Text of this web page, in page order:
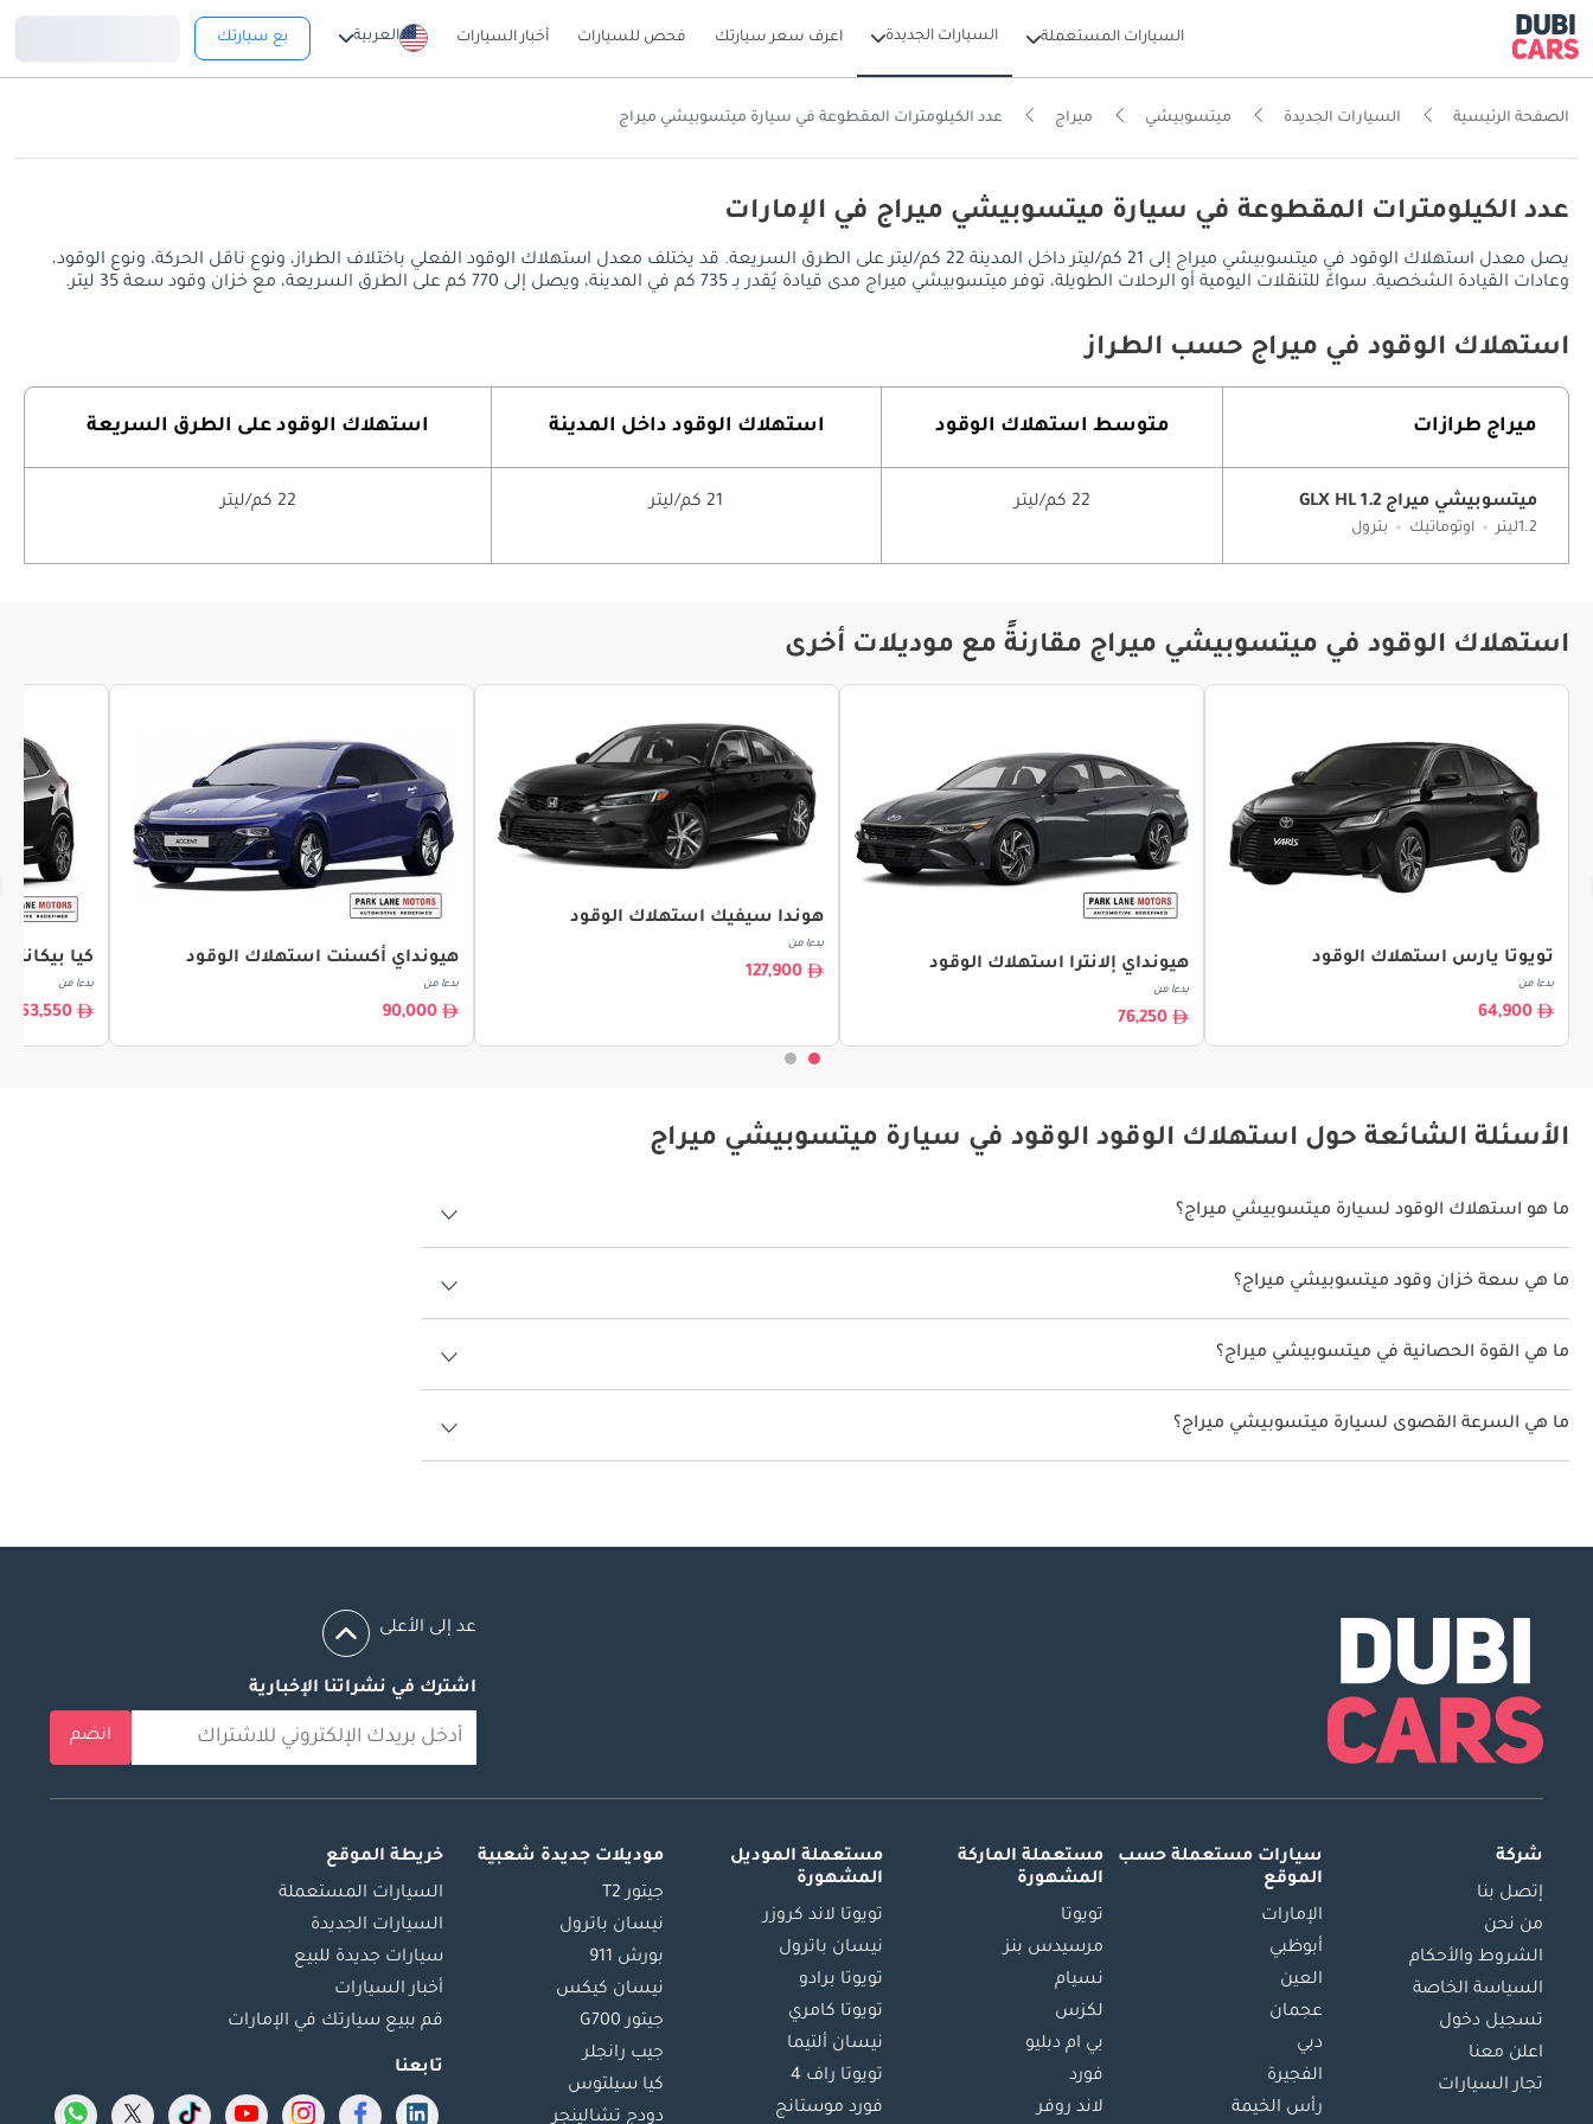
السيارات المستعملة السيارات الجديدة اعرف سعر سيارتك فحص للسيارات أخبار السيارات العربية بع سيارتك
الصفحة الرئيسية السيارات الجديدة ميتسوبيشي ميراج عدد الكيلومترات المقطوعة في سيارة ميتسوبيشي ميراج
عدد الكيلومترات المقطوعة في سيارة ميتسوبيشي ميراج في الإمارات
يصل معدل استهلاك الوقود في ميتسوبيشي ميراج إلى 21 كم/ليتر داخل المدينة 22 كم/ليتر على الطرق السريعة. قد يختلف معدل استهلاك الوقود الفعلي باختلاف الطراز، ونوع ناقل الحركة، ونوع الوقود،
وعادات القيادة الشخصية. سواءً للتنقلات اليومية أو الرحلات الطويلة، توفر ميتسوبيشي ميراج مدى قيادة يُقدر بـ 735 كم في المدينة، ويصل إلى 770 كم على الطرق السريعة، مع خزان وقود سعة 35 ليتر.
استهلاك الوقود في ميراج حسب الطراز
ميراج طرازات متوسط ​​استهلاك الوقود استهلاك الوقود داخل المدينة استهلاك الوقود على الطرق السريعة
ميتسوبيشي ميراج 1.2 GLX HL
1.2ليتر اوتوماتيك بترول
22 كم/ليتر 21 كم/ليتر 22 كم/ليتر
استهلاك الوقود في ميتسوبيشي ميراج مقارنةً مع موديلات أخرى
تويوتا يارس استهلاك الوقود
بدءا من
64,900
هيونداي إلانترا استهلاك الوقود
بدءا من
76,250
هوندا سيفيك استهلاك الوقود
بدءا من
127,900
هيونداي أكسنت استهلاك الوقود
بدءا من
90,000
كيا
بدءا من
53,550
الأسئلة الشائعة حول استهلاك الوقود الوقود في سيارة ميتسوبيشي ميراج
ما هو استهلاك الوقود لسيارة ميتسوبيشي ميراج؟
يتراوح استهلاك الوقود لسيارة ميتسوبيشي ميراج بين 21 كم/ليتر.
ما هي سعة خزان وقود ميتسوبيشي ميراج؟
سعة خزان وقود ميتسوبيشي ميراج 35 ليتر.
ما هي القوة الحصانية في ميتسوبيشي ميراج؟
تنتج ميتسوبيشي ميراج قوة 77 حصان.
ما هي السرعة القصوى لسيارة ميتسوبيشي ميراج؟
السرعة القصوى لسيارة ميتسوبيشي ميراج هي 167 كم/الساعة.
عد إلى الأعلى
اشترك في نشراتنا الإخبارية
انضم
شركة
إتصل بنا
من نحن
الشروط والأحكام
السياسة الخاصة
تسجيل دخول
اعلن معنا
تجار السيارات
سيارات مستعملة حسب
الموقع
الإمارات
أبوظبي
العين
عجمان
دبي
الفجيرة
رأس الخيمة
مستعملة الماركة
المشهورة
تويوتا
مرسيدس بنز
نسيام
لكزس
بي ام دبليو
فورد
لاند روفر
مستعملة الموديل
المشهورة
تويوتا لاند كروزر
نيسان باترول
تويوتا برادو
تويوتا كامري
نيسان ألتيما
تويوتا راف 4
فورد موستانج
موديلات جديدة شعبية
جيتور T2
نيسان باترول
بورش 911
نيسان كيكس
جيتور G700
جيب رانجلر
كيا سيلتوس
دودج تشالينجر
خريطة الموقع
السيارات المستعملة
السيارات الجديدة
سيارات جديدة للبيع
أخبار السيارات
قم ببيع سيارتك في الإمارات
تابعنا